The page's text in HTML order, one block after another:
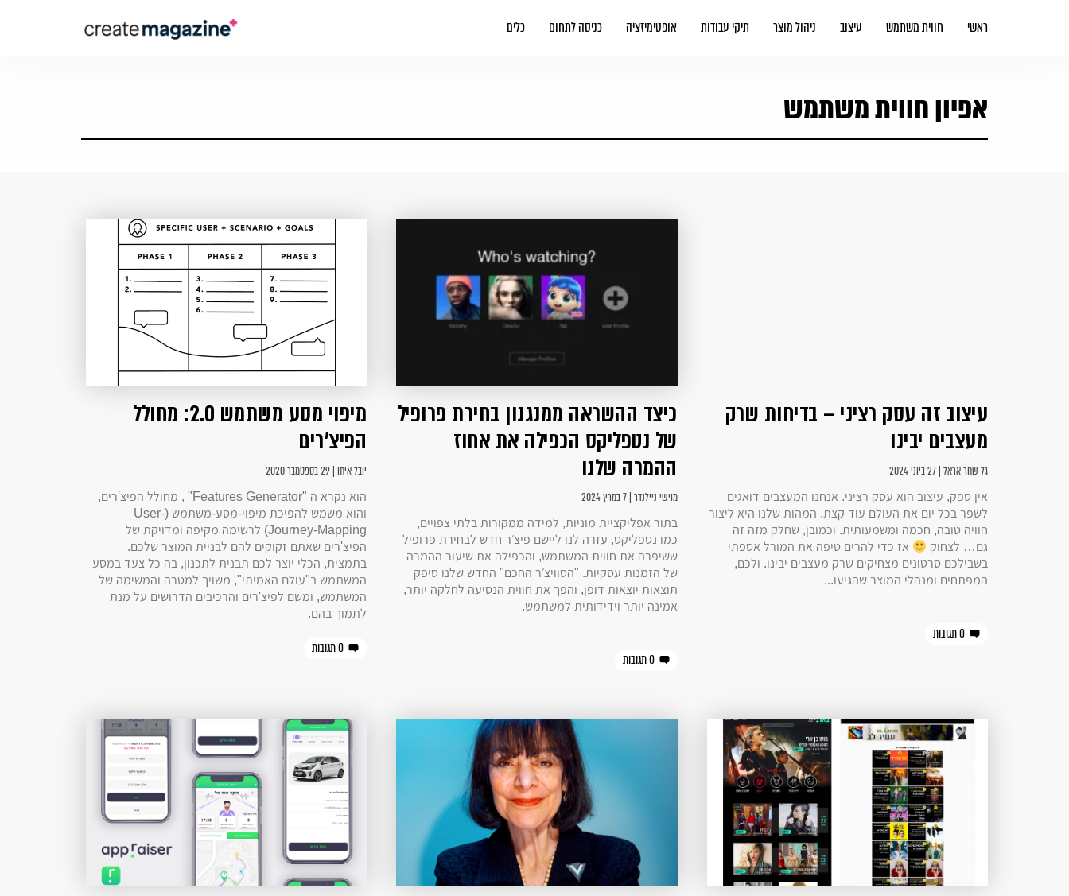
ראשי חווית משתמש עיצוב ניהול מוצר תיקי עבודות אופטימיזציה כניסה לתחום כלים
אפיון חווית משתמש
עיצוב זה עסק רציני – בדיחות שרק
מעצבים יבינו
גל שחר אראל | 27 ביוני 2024
אין ספק, עיצוב הוא עסק רציני. אנחנו המעצבים דואגים
לשפר בכל יום את העולם עוד קצת. המהות שלנו היא ליצור
חוויה טובה, חכמה ומשמעותית. וכמובן, שחלק מזה זה
גם… לצחוק
אז כדי להרים טיפה את המורל אספתי
בשבילכם סרטונים מצחיקים שרק מעצבים יבינו. ולכם,
המפתחים ומנהלי המוצר שהגיעו...
0 תגובות
כיצד ההשראה ממנגנון בחירת פרופיל
של נטפליקס הכפילה את אחוז
ההמרה שלנו
מוישי ניילנדר | 7 במרץ 2024
בתור אפליקציית מוניות, למידה ממקורות בלתי צפויים,
כמו נטפליקס, עזרה לנו ליישם פיצ׳ר חדש לבחירת פרופיל
ששיפרה את חווית המשתמש, והכפילה את שיעור ההמרה
של הזמנות עסקיות. "הסוויצ׳ר החכם" החדש שלנו סיפק
תוצאות יוצאות דופן, והפך את חווית הנסיעה לחלקה יותר,
אמינה יותר וידידותית למשתמש.
0 תגובות
מיפוי מסע משתמש 2.0: מחולל
הפיצ'רים
יובל איתן | 29 בספטמבר 2020
הוא נקרא ה "Features Generator" , מחולל הפיצ'רים,
והוא משמש להפיכת מיפוי-מסע-משתמש (User-
Journey-Mapping) לרשימה מקיפה ומדויקת של
הפיצ'רים שאתם זקוקים להם לבניית המוצר שלכם.
בתמצית, הכלי יוצר לכם תבנית לתכנון, בה כל צעד במסע
המשתמש ב"עולם האמיתי", משויך למטרה והמשימה של
המשתמש, ומשם לפיצ'רים והרכיבים הדרושים על מנת
לתמוך בהם.
0 תגובות